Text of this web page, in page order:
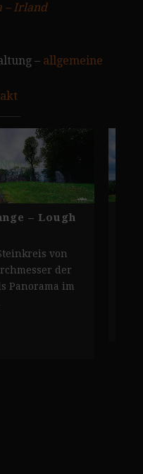
– Irland
– allgemeine
– Lough
von
der
Panorama im